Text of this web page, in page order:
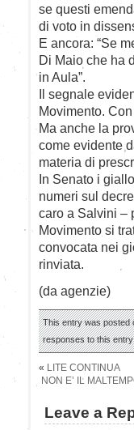
se questi
di voto in
E ancora: “Se
Di Maio che ha
in Aula”.
Il segnale
Movimento.
Ma anche la
come evidente
materia di
In Senato i
numeri sul
caro a Salvini –
Movimento si
convocata nei
rinviata.
(da agenzie)
This entry was posted
responses to this
« LITE CONTINUA
NON E’ IL
Leave a